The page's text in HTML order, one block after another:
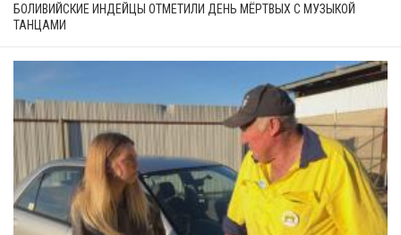
БОЛИВИЙСКИЕ ИНДЕЙЦЫ ОТМЕТИЛИ ДЕНЬ МЁРТВЫХ С МУЗЫКОЙ
ТАНЦАМИ